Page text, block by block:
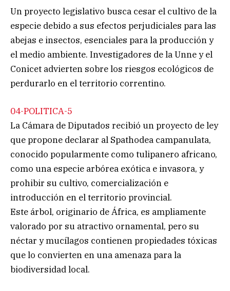
Un proyecto legislativo busca cesar el cultivo de la
especie debido a sus efectos perjudiciales para las
abejas e insectos, esenciales para la producción y
el medio ambiente. Investigadores de la Unne y el
Conicet advierten sobre los riesgos ecológicos de
perdurarlo en el territorio correntino.
04-POLITICA-5
La Cámara de Diputados recibió un proyecto de ley
que propone declarar al Spathodea campanulata,
conocido popularmente como tulipanero africano,
como una especie arbórea exótica e invasora, y
prohibir su cultivo, comercialización e
introducción en el territorio provincial.
Este árbol, originario de África, es ampliamente
valorado por su atractivo ornamental, pero su
néctar y mucílagos contienen propiedades tóxicas
que lo convierten en una amenaza para la
biodiversidad local.